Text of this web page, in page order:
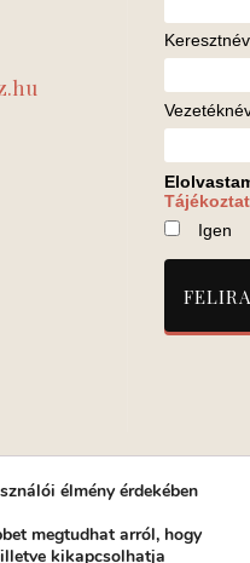
Keresztnév
Igen
Nonprofit Kft. | Működési
élmény érdekében
megtudhat arról, hogy
kikapcsolhatja